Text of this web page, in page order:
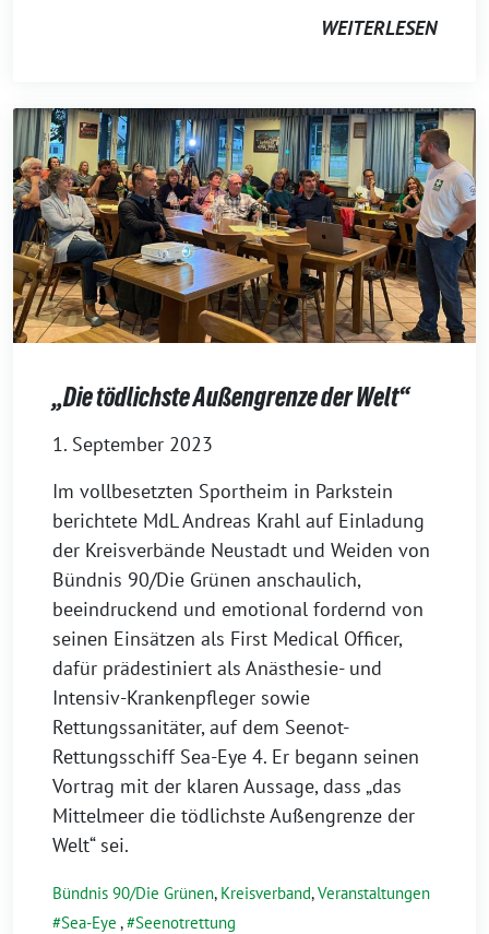
WEITERLESEN
„Die tödlichste Außengrenze der Welt“
1. September 2023
Im vollbesetzten Sportheim in Parkstein
berichtete MdL Andreas Krahl auf Einladung
der Kreisverbände Neustadt und Weiden von
Bündnis 90/Die Grünen anschaulich,
beeindruckend und emotional fordernd von
seinen Einsätzen als First Medical Officer,
dafür prädestiniert als Anästhesie- und
Intensiv-Krankenpfleger sowie
Rettungssanitäter, auf dem Seenot-
Rettungsschiff Sea-Eye 4. Er begann seinen
Vortrag mit der klaren Aussage, dass „das
Mittelmeer die tödlichste Außengrenze der
Welt“ sei.
Bündnis 90/Die Grünen, Kreisverband,Veranstaltungen
Sea-Eye , Seenotrettung